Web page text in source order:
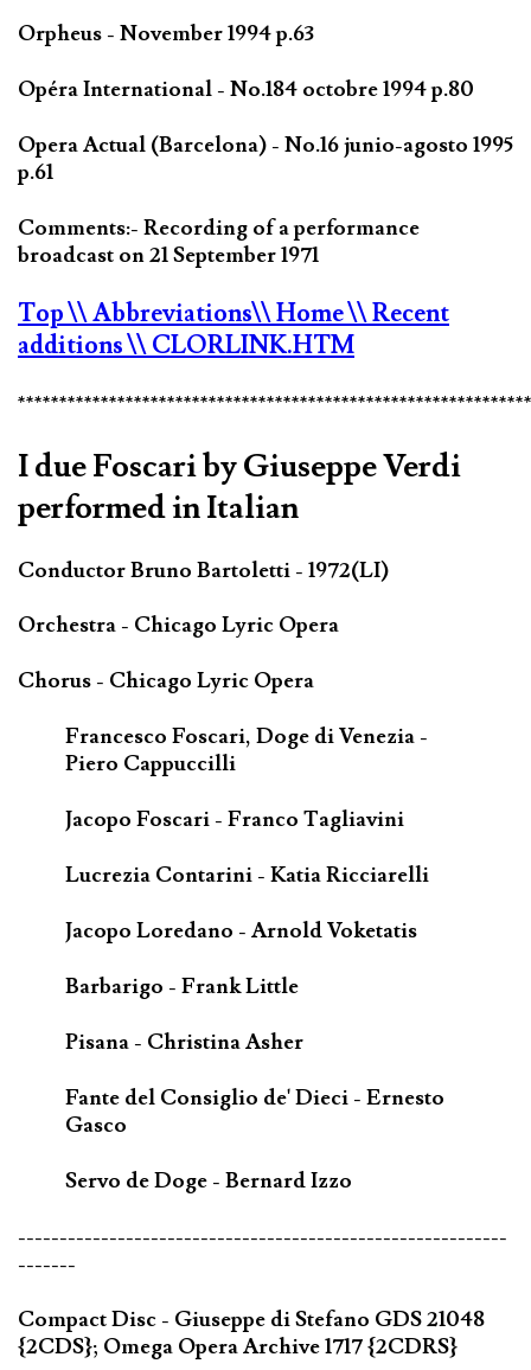
Orpheus - November 1994 p.63
Opéra International - No.184 octobre 1994 p.80
Opera Actual (Barcelona) - No.16 junio-agosto 1995
p.61
Comments:- Recording of a performance
broadcast on 21 September 1971
Top\\ Abbreviations\\ Home\\ Recent
additions\\ CLORLINK.HTM
I due Foscari by Giuseppe Verdi
performed in Italian
Conductor Bruno Bartoletti - 1972(LI)
Orchestra - Chicago Lyric Opera
Chorus - Chicago Lyric Opera
Francesco Foscari, Doge di Venezia -
Piero Cappuccilli
Jacopo Foscari - Franco Tagliavini
Lucrezia Contarini - Katia Ricciarelli
Jacopo Loredano - Arnold Voketatis
Barbarigo - Frank Little
Pisana - Christina Asher
Fante del Consiglio de' Dieci - Ernesto
Gasco
Servo de Doge - Bernard Izzo
-----------------------------------------------------------
-------
Compact Disc - Giuseppe di Stefano GDS 21048
{2CDS}; Omega Opera Archive 1717 {2CDRS}